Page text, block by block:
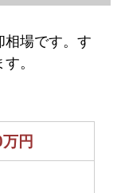
場です。す
。
円